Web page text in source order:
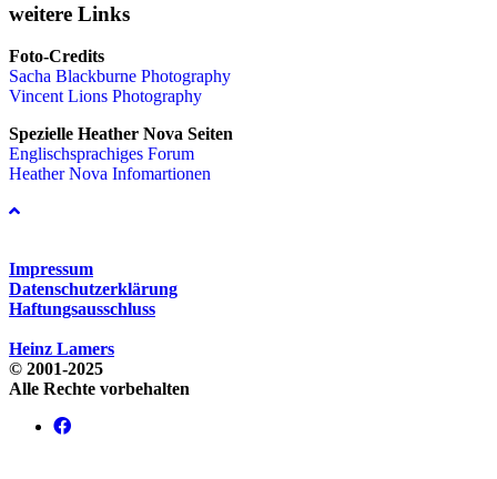
weitere Links
Foto-Credits
Sacha Blackburne Photography
Vincent Lions Photography
Spezielle Heather Nova Seiten
Englischsprachiges Forum
Heather Nova Infomartionen
Impressum
Datenschutzerklärung
Haftungsausschluss
Heinz Lamers
© 2001-2025
Alle Rechte vorbehalten